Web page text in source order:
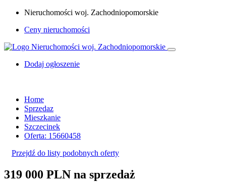
Nieruchomości woj. Zachodniopomorskie
Ceny nieruchomości
Dodaj ogłoszenie
Home
Sprzedaz
Mieszkanie
Szczecinek
Oferta: 15660458
Przejdź do listy podobnych oferty
319 000 PLN na sprzedaż